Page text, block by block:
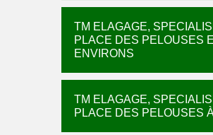
TM ELAGAGE,
PLACE DES PELOUSES
ENVIRONS
TM ELAGAGE,
PLACE DES PELOUSES